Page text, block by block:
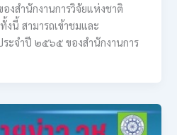
งสำนักงานการวิจัยแห่งชาติ
นี้ สามารถเข้าชมและ
ระจำปี ๒๕๖๕ ของสำนักงานการ